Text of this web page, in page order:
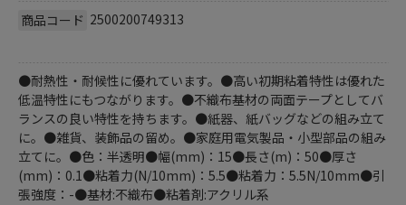
商品コード 2500200749313
●耐熱性・耐候性に優れています。●高い初期粘着特性は優れた
低温特性にもつながります。●不織布基材の両面テープとしてバ
ランスの良い特性を持ちます。●紙器、紙バッグなどの組み立て
に。●雑貨、装飾品の留め。●家庭用電気製品・小型部品の組み
立てに。●色：半透明●幅(mm)：15●長さ(m)：50●厚さ
(mm)：0.1●粘着力(N/10mm)：5.5●粘着力：5.5N/10mm●引
張強度：-●基材:不織布●粘着剤:アクリル系